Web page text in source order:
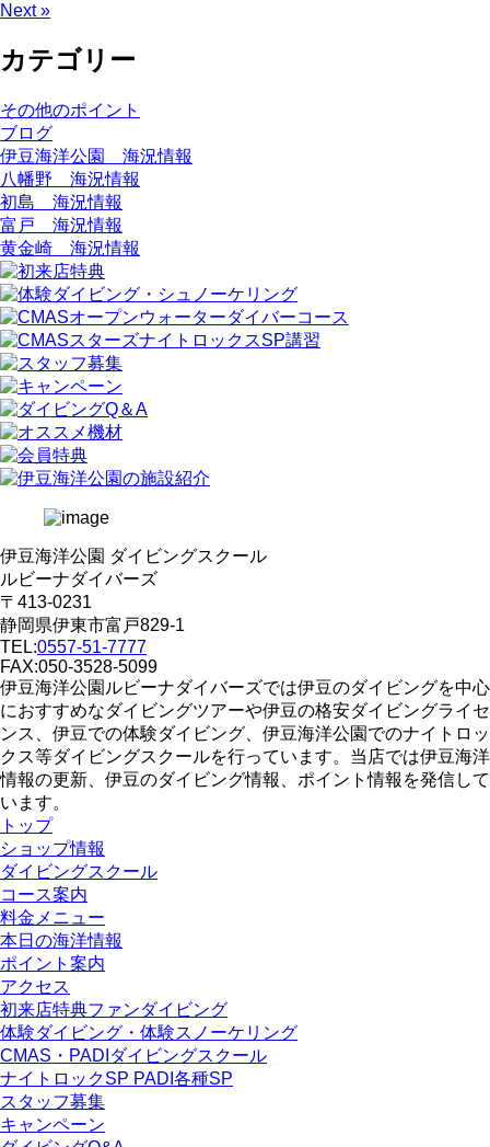
Next »
カテゴリー
その他のポイント
ブログ
伊豆海洋公園 海況情報
八幡野 海況情報
初島 海況情報
富戸 海況情報
黄金崎 海況情報
伊豆海洋公園 ダイビングスクール
ルビーナダイバーズ
〒413-0231
静岡県伊東市富戸829-1
TEL:0557-51-7777
FAX:050-3528-5099
伊豆海洋公園ルビーナダイバーズでは伊豆のダイビングを中心
におすすめなダイビングツアーや伊豆の格安ダイビングライセ
ンス、伊豆での体験ダイビング、伊豆海洋公園でのナイトロッ
クス等ダイビングスクールを行っています。当店では伊豆海洋
情報の更新、伊豆のダイビング情報、ポイント情報を発信して
います。
トップ
ショップ情報
ダイビングスクール
コース案内
料金メニュー
本日の海洋情報
ポイント案内
アクセス
初来店特典ファンダイビング
体験ダイビング・体験スノーケリング
CMAS・PADIダイビングスクール
ナイトロックSP PADI各種SP
スタッフ募集
キャンペーン